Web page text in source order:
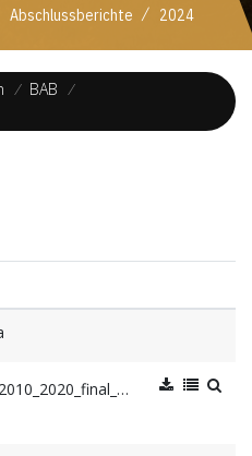
Abschlussberichte / 2024
/ BAB /